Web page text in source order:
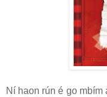
Ní haon rún é go mbím